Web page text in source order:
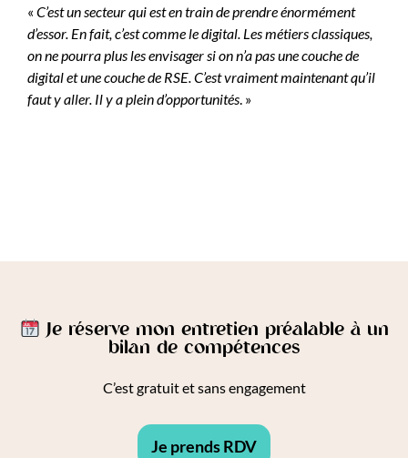
« C’est un secteur qui est en train de prendre énormément
d’essor. En fait, c’est comme le digital. Les métiers classiques,
on ne pourra plus les envisager si on n’a pas une couche de
digital et une couche de RSE. C’est vraiment maintenant qu’il
faut y aller. Il y a plein d’opportunités. »
Je réserve mon entretien préalable à un
bilan de compétences
C’est gratuit et sans engagement
Je prends RDV